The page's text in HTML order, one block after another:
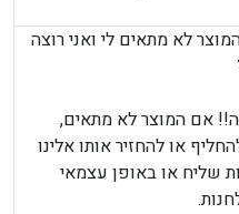
לא מתאים לי ואני רוצה
אם המוצר לא מתאים,
או להחזיר אותו אלינו
שליח או באופן עצמאי